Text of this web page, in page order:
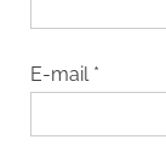
E-mail *